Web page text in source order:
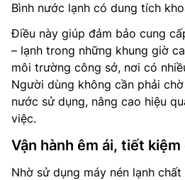
Bình nước lạnh có dung tích
Điều này giúp đảm bảo cung
– lạnh trong những khung giờ
môi trường công sở, nơi có
Người dùng không cần phải
nước sử dụng, nâng cao hiệu
việc.
Vận hành êm ái, tiết
Nhờ sử dụng máy nén lạnh